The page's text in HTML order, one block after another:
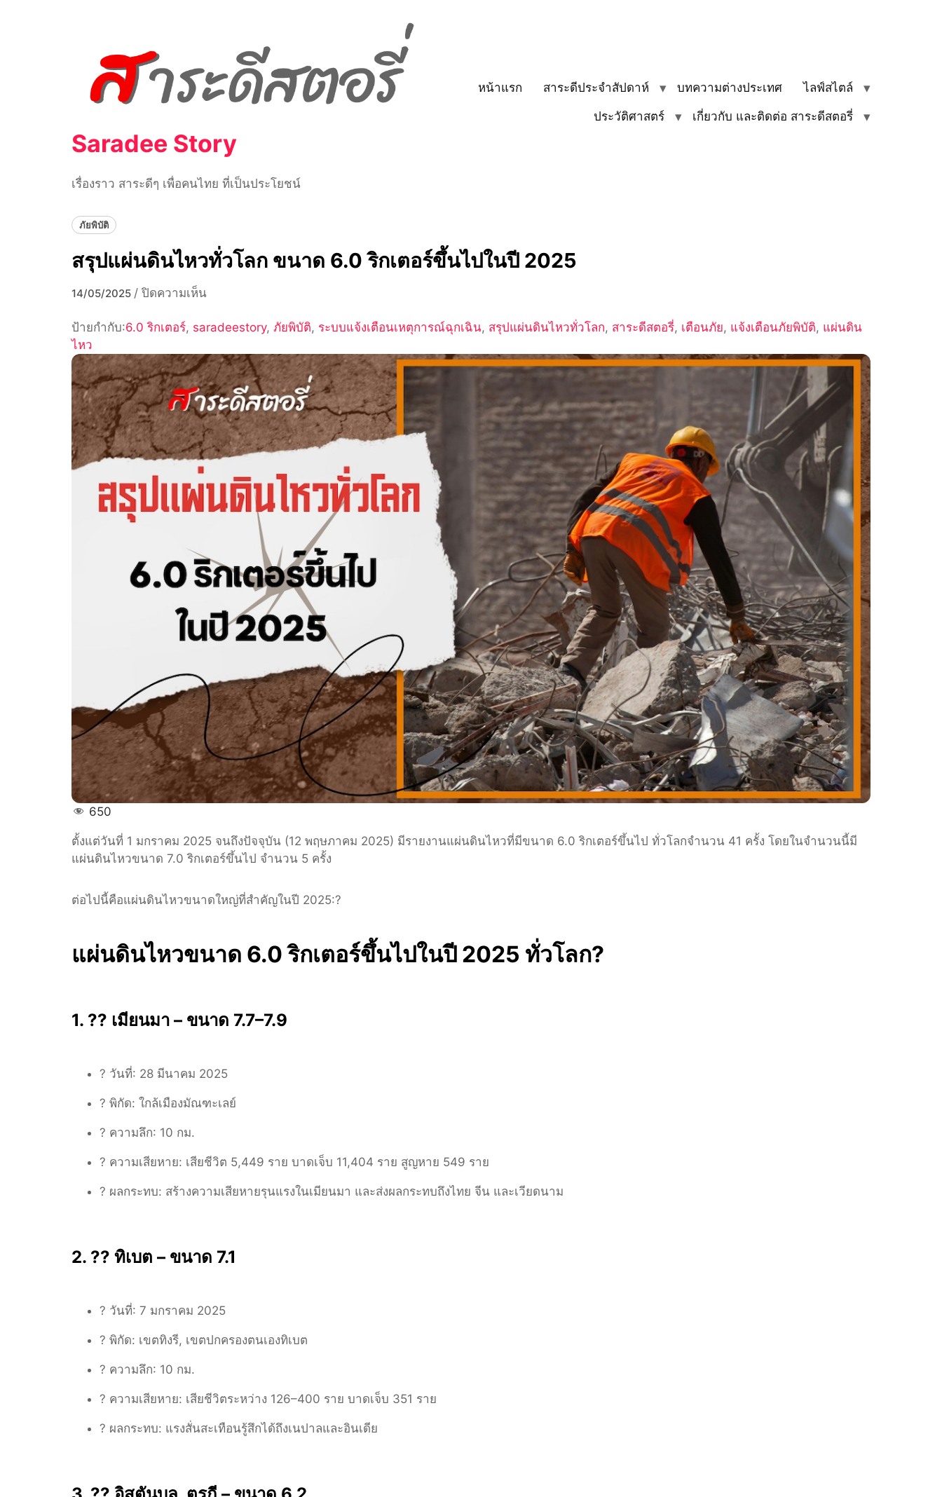
Saradee Story
เรื่องราว สาระดีๆ เพื่อคนไทย ที่เป็นประโยชน์
หน้าแรก สาระดีประจำสัปดาห์ บทความต่างประเทศ ไลฟ์สไตล์
ประวัติศาสตร์ เกี่ยวกับ และติดต่อ สาระดีสตอรี่
ภัยพิบัติ
สรุปแผ่นดินไหวทั่วโลก ขนาด 6.0 ริกเตอร์ขึ้นไปในปี 2025
14/05/2025 / ปิดความเห็น
แผ่น
ไหว
ทั่ว
โลก
ขนาด
6.0
ริก
ขึ้น
ไป
ป้ายกำกับ:6.0 ริกเตอร์, saradeestory, ภัยพิบัติ, ระบบแจ้งเตือนเหตุการณ์ฉุกเฉิน, สรุปแผ่นดินไหวทั่วโลก, สาระดีสตอรี่, เตือนภัย, แจ้งเตือนภัยพิบัติ, แผ่นดิน
ไหว
650
ตั้งแต่วันที่ 1 มกราคม 2025 จนถึงปัจจุบัน (12 พฤษภาคม 2025) มีรายงานแผ่นดินไหวที่มีขนาด 6.0 ริกเตอร์ขึ้นไป ทั่วโลกจำนวน 41 ครั้ง โดยในจำนวนนี้มี
แผ่นดินไหวขนาด 7.0 ริกเตอร์ขึ้นไป จำนวน 5 ครั้ง
ต่อไปนี้คือแผ่นดินไหวขนาดใหญ่ที่สำคัญในปี 2025:?
แผ่นดินไหวขนาด 6.0 ริกเตอร์ขึ้นไปในปี 2025 ทั่วโลก?
1. ?? เมียนมา – ขนาด 7.7–7.9
? วันที่: 28 มีนาคม 2025
? พิกัด: ใกล้เมืองมัณฑะเลย์
? ความลึก: 10 กม.
? ความเสียหาย: เสียชีวิต 5,449 ราย บาดเจ็บ 11,404 ราย สูญหาย 549 ราย
?️ ผลกระทบ: สร้างความเสียหายรุนแรงในเมียนมา และส่งผลกระทบถึงไทย จีน และเวียดนาม
2. ?? ทิเบต – ขนาด 7.1
? วันที่: 7 มกราคม 2025
? พิกัด: เขตทิงรี, เขตปกครองตนเองทิเบต
? ความลึก: 10 กม.
? ความเสียหาย: เสียชีวิตระหว่าง 126–400 ราย บาดเจ็บ 351 ราย
?️ ผลกระทบ: แรงสั่นสะเทือนรู้สึกได้ถึงเนปาลและอินเดีย